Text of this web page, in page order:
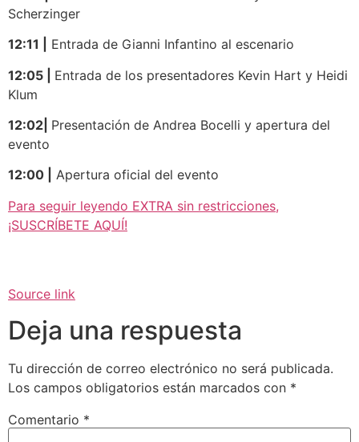
Scherzinger
12:11 |
Entrada de Gianni Infantino al escenario
12:05 | Entrada de los presentadores Kevin Hart y Heidi
Klum
12:02| Presentación de Andrea Bocelli y apertura del
evento
12:00 |
Apertura oficial del evento
Para seguir leyendo EXTRA sin restricciones,
¡SUSCRÍBETE AQUÍ!
Source link
Deja una respuesta
Tu dirección de correo electrónico no será publicada.
Los campos obligatorios están marcados con *
Comentario *